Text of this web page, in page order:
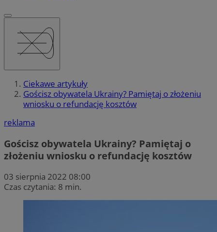
Ciekawe artykuły
Gościsz obywatela Ukrainy? Pamiętaj o złożeniu
wniosku o refundację kosztów
reklama
Gościsz obywatela Ukrainy? Pamiętaj o
złożeniu wniosku o refundację kosztów
03 sierpnia 2022 08:00
Czas czytania: 8 min.